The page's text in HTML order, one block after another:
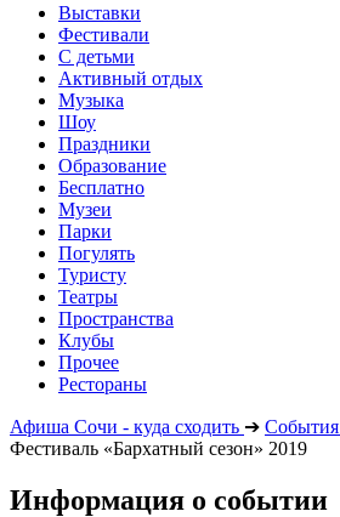
Выставки
Фестивали
С детьми
Активный отдых
Музыка
Шоу
Праздники
Образование
Бесплатно
Музеи
Парки
Погулять
Туристу
Театры
Пространства
Клубы
Прочее
Рестораны
Афиша Сочи - куда сходить ➔ События
Фестиваль «Бархатный сезон» 2019
Информация о событии